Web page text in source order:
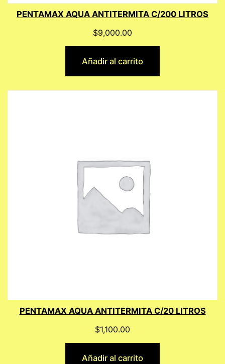
PENTAMAX AQUA ANTITERMITA C/200 LITROS
$9,000.00
Añadir al carrito
PENTAMAX AQUA ANTITERMITA C/20 LITROS
$1,100.00
Añadir al carrito